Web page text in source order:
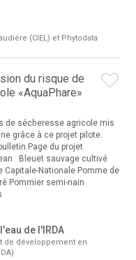
(CIEL) et Phytodata
du risque de
«AquaPhare»
de sécheresse agricole mis
grâce à ce projet pilote.
Page du projet
Bleuet sauvage cultivé
Capitale-Nationale Pomme de
Pommier semi-nain
de l'IRDA
de développement en